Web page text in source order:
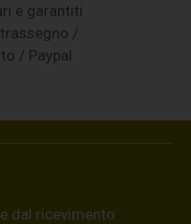
e garantiti
/
/ Paypal
dal ricevimento